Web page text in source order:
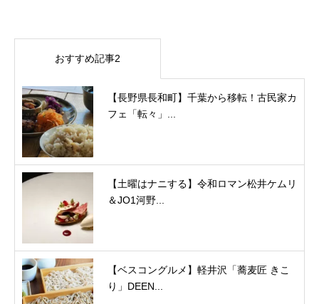
おすすめ記事2
【長野県長和町】千葉から移転！古民家カ
フェ「転々」...
【土曜はナニする】令和ロマン松井ケムリ
＆JO1河野...
【ベスコングルメ】軽井沢「蕎麦匠 きこ
り」DEEN...